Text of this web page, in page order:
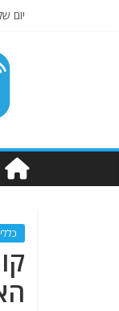
יום
כללי